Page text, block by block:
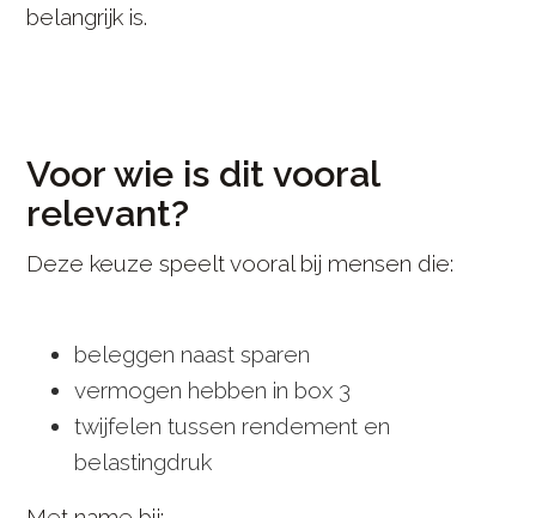
belangrijk is.
Voor wie is dit vooral
relevant?
Deze keuze speelt vooral bij mensen die:
beleggen naast sparen
vermogen hebben in box 3
twijfelen tussen rendement en
belastingdruk